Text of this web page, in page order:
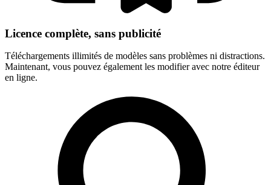
Licence complète, sans publicité
Téléchargements illimités de modèles sans problèmes ni distractions.
Maintenant, vous pouvez également les modifier avec notre éditeur
en ligne.